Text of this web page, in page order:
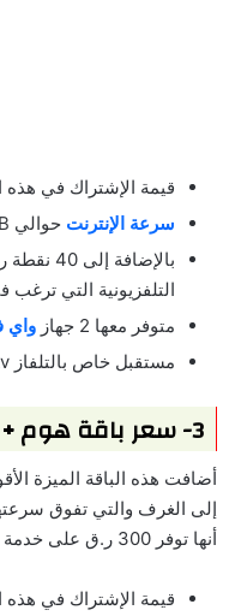
قيمة الإشتراك في هذه الباقة 465
سرعة الإنترنت حوالي 1GB في الثانية الواحدة.
التلفزيونية التي
متوفر معها 2 جهاز
واي
مستقبل خاص بالتلفاز Ooredoo tv.
3- سعر باقة هوم + Super Entertainment
أضافت هذه الباقة الميزة
إلى الغرف والتي تفوق
أنها توفر 300 ر.ق على خدمة التركيب:
قيمة الإشتراك في هذه الباقة 1000